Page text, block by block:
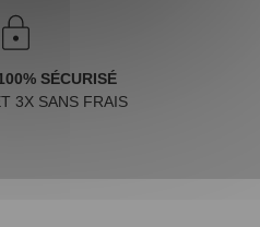
SÉCURISÉ
3X SANS FRAIS